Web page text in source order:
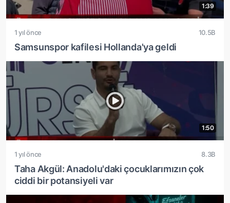
1:39
1 yıl önce 10.5B
Samsunspor kafilesi Hollanda'ya geldi
1:50
1 yıl önce 8.3B
Taha Akgül: Anadolu'daki çocuklarımızın çok
ciddi bir potansiyeli var